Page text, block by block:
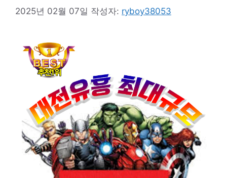
2025년 02월 07일 작성자: ryboy38053